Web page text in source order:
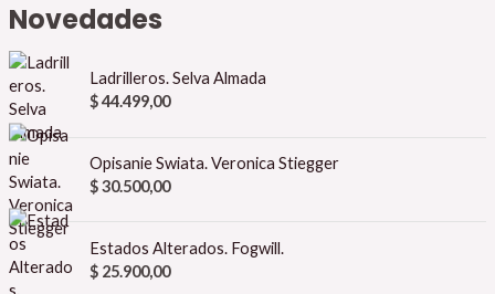
Novedades
Ladrilleros. Selva Almada
$44.499,00
Opisanie Swiata. Veronica Stiegger
$30.500,00
Estados Alterados. Fogwill.
$25.900,00